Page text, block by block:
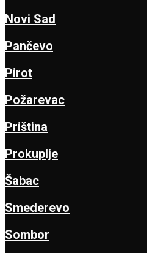
Novi Sad
Pančevo
Pirot
Požarevac
Priština
Prokuplje
Šabac
Smederevo
Sombor